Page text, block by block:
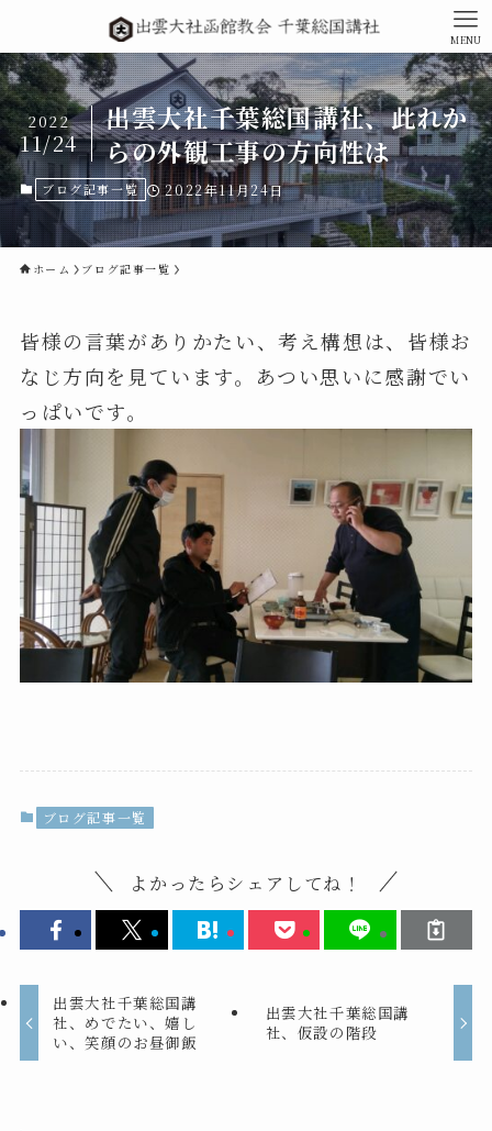
MENU
出雲大社千葉総国講社、此れか
らの外観工事の方向性は
2022
11/24
ブログ記事一覧 2022年11月24日
ホーム ブログ記事一覧
皆様の言葉がありかたい、考え構想は、皆様お
なじ方向を見ています。あつい思いに感謝でい
っぱいです。
ブログ記事一覧
よかったらシェアしてね！
出雲大社千葉総国講
社、めでたい、嬉し
い、笑顔のお昼御飯
出雲大社千葉総国講
社、仮設の階段